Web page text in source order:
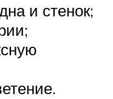
и стенок;